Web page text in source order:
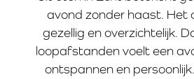
avond zonder haast. Het
gezellig en overzichtelijk.
loopafstanden voelt een
ontspannen en